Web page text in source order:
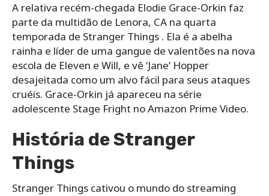
A relativa recém-chegada Elodie Grace-Orkin faz
parte da multidão de Lenora, CA na quarta
temporada de Stranger Things . Ela é a abelha
rainha e líder de uma gangue de valentões na nova
escola de Eleven e Will, e vê ‘Jane’ Hopper
desajeitada como um alvo fácil para seus ataques
cruéis. Grace-Orkin já apareceu na série
adolescente Stage Fright no Amazon Prime Video.
História de Stranger
Things
Stranger Things cativou o mundo do streaming